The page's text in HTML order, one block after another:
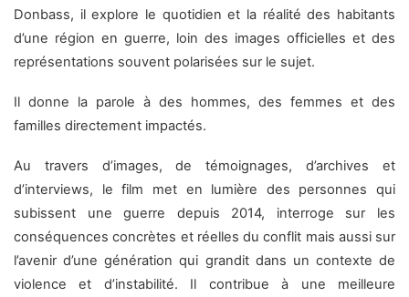
Donbass, il explore le quotidien et la réalité des habitants
d’une région en guerre, loin des images officielles et des
représentations souvent polarisées sur le sujet.
Il donne la parole à des hommes, des femmes et des
familles directement impactés.
Au travers d’images, de témoignages, d’archives et
d’interviews, le film met en lumière des personnes qui
subissent une guerre depuis 2014, interroge sur les
conséquences concrètes et réelles du conflit mais aussi sur
l’avenir d’une génération qui grandit dans un contexte de
violence et d’instabilité. Il contribue à une meilleure